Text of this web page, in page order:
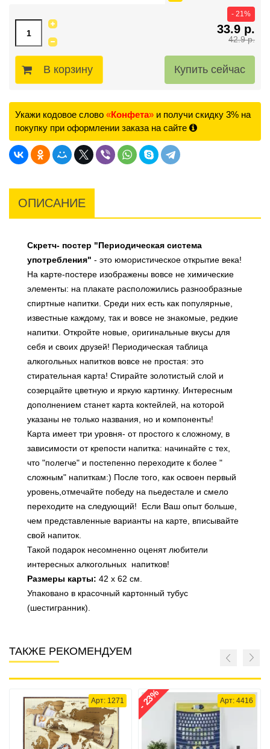
42.9 р.
33.9 р.
- 21%
В корзину
Укажи кодовое слово «Конфета» и получи скидку 3% на
покупку при оформлении заказа на сайте
ОПИСАНИЕ
Скретч- постер "Периодическая система
употребления" - это юмористическое открытие века!
На карте-постере изображены вовсе не химические
элементы: на плакате расположились разнообразные
спиртные напитки. Среди них есть как популярные,
известные каждому, так и вовсе не знакомые, редкие
напитки. Откройте новые, оригинальные вкусы для
себя и своих друзей! Периодическая таблица
алкогольных напитков вовсе не простая: это
стирательная карта! Стирайте золотистый слой и
созерцайте цветную и яркую картинку. Интересным
дополнением станет карта коктейлей, на которой
указаны не только названия, но и компоненты!
Карта имеет три уровня- от простого к сложному, в
зависимости от крепости напитка: начинайте с тех,
что "полегче" и постепенно переходите к более "
сложным" напиткам:) После того, как освоен первый
уровень,отмечайте победу на пьедестале и смело
переходите на следующий! Если Ваш опыт больше,
чем представленные варианты на карте, вписывайте
свой напиток.
Такой подарок несомненно оценят любители
интересных алкогольных напитков!
Размеры карты: 42 х 62 см.
Упаковано в красочный картонный тубус
(шестигранник).
ТАКЖЕ РЕКОМЕНДУЕМ
Арт: 1271 Арт: 4416
- 23%